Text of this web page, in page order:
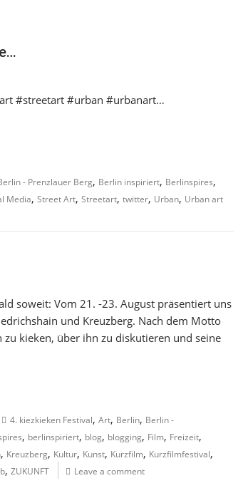
#streetart #urban #urbanart…
- Prenzlauer Berg, Berlin inspiriert, Berlinspires,
Media, Street Art, Streetart, twitter, Urban, Urban art
soweit: Vom 21. -23. August präsentiert uns
und Kreuzberg. Nach dem Motto
zu kieken, über ihn zu diskutieren und seine
4. kiezkieken Festival, Art, Berlin, Berlin -
, berlinspiriert, blog, blogging, Film, Freizeit,
, Kreuzberg, Kultur, Kunst, Kurzfilm, Kurzfilmfestival,
, ZUKUNFT Leave a comment